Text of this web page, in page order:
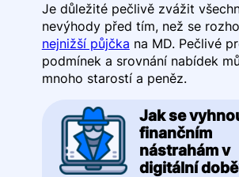
Je důležité pečlivě zvážit
nevýhody před tím, než se
nejnižší půjčka na MD. Pečlivé
podmínek a srovnání nabídek
mnoho starostí a peněz.
Jak se
finančním
nástrahám v
digitální době